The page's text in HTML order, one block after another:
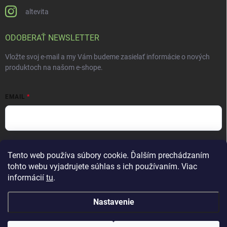
Tento web používa súbory cookie. Ďalším prechádzaním
tohto webu vyjadrujete súhlas s ich používaním. Viac
informácií tu.
Nastavenie
altevita
ODOBERAŤ NEWSLETTER
Vložte svoj e-mail a my Vám budeme zasielať informácie o nových
produktoch na našom e-shope.
EMAIL
Prihlásiť sa
Copyright 2026ALTEVITA Group s.r.o., life - health - beauty. Všetky práva